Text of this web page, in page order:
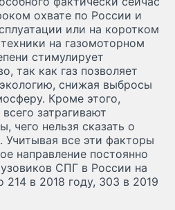
охвате по России и
или на коротком
на газомоторном
стимулирует
так как газ позволяет
снижая выбросы
Кроме этого,
затрагивают
чего нельзя сказать о
Учитывая все эти факторы
направление постоянно
СПГ в России на
214 в 2018 году, 303 в 2019